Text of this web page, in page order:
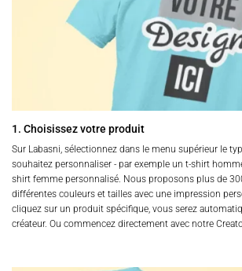
1. Choisissez votre produit
Sur Labasni, sélectionnez dans le menu supérieur le
souhaitez personnaliser - par exemple un t-shirt
shirt femme personnalisé. Nous proposons plus de
différentes couleurs et tailles avec une impression
cliquez sur un produit spécifique, vous serez
créateur. Ou commencez directement avec notre